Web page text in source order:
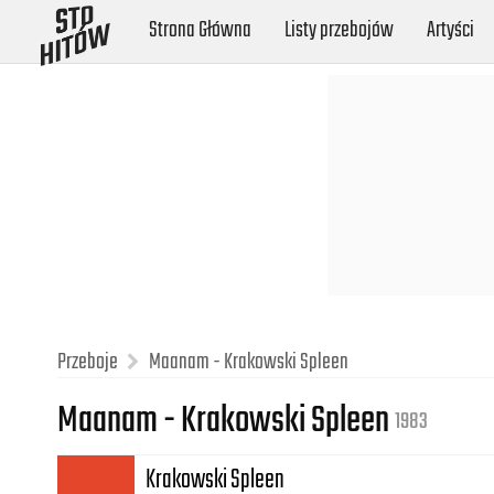
Strona Główna Listy przebojów Artyści
Przeboje Maanam - Krakowski Spleen
Maanam - Krakowski Spleen1983
Krakowski Spleen